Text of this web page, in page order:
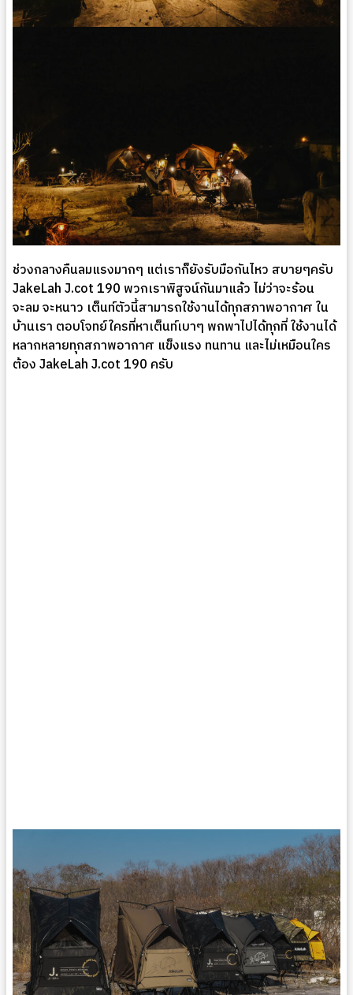
ช่วงกลางคืนลมแรงมากๆ แต่เราก็ยังรับมือกันไหว สบายๆครับ
JakeLah J.cot 190 พวกเราพิสูจน์กันมาแล้ว ไม่ว่าจะร้อน
จะลม จะหนาว เต็นท์ตัวนี้สามารถใช้งานได้ทุกสภาพอากาศ ใน
บ้านเรา ตอบโจทย์ใครที่หาเต็นท์เบาๆ พกพาไปได้ทุกที่ ใช้งานได้
หลากหลายทุกสภาพอากาศ แข็งแรง ทนทาน และไม่เหมือนใคร
ต้อง JakeLah J.cot 190 ครับ